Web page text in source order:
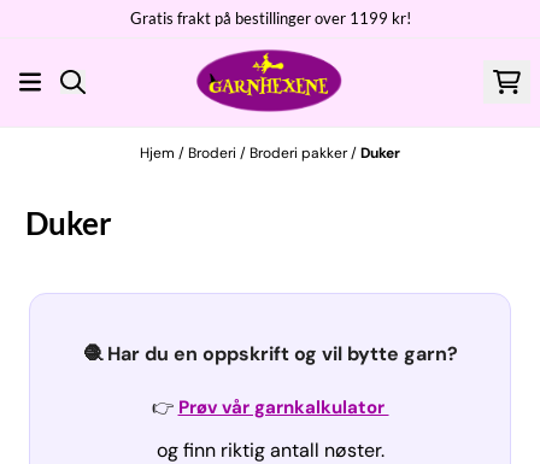
Hopp til innholdGratis frakt på bestillinger over 1199 kr!
Hjem /Broderi /Broderi pakker/Duker
Duker
🧶 Har du en oppskrift og vil bytte garn?
👉 Prøv vår garnkalkulator
og finn riktig antall nøster.